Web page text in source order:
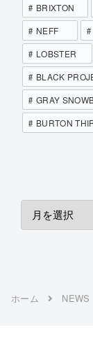
BRIXTON
NEFF
LOBSTER
BLACK
GRAY
BURTON
ホーム NEWS